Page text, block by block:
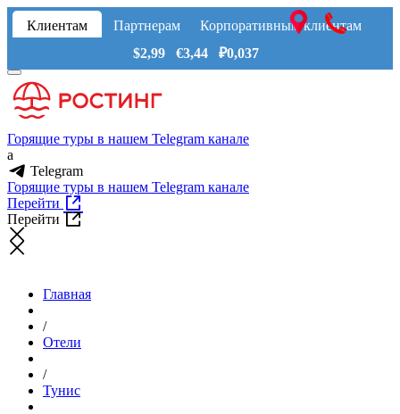
Клиентам Партнерам
Корпоративным клиентам
$2,99 €3,44 ₽0,037
Горящие туры в нашем Telegram канале
a
Telegram
Горящие туры в нашем Telegram канале
Перейти
Перейти
Главная
/
Отели
/
Тунис